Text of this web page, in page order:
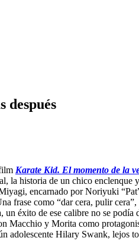
después
Karate Kid. El momento de la
la historia de un chico
encarnado por Noriyuki
frase como “dar cera, pulir
éxito de ese calibre no se
Macchio y Morita como
adolescente Hilary Swank, lejos